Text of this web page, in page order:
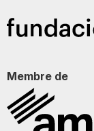
Membre de